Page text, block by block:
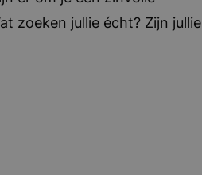
zoeken jullie écht? Zijn jullie